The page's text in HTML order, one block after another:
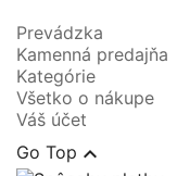
Prevádzka
Kamenná predajňa
Kategórie
Všetko o nákupe
Váš účet
Go Top 